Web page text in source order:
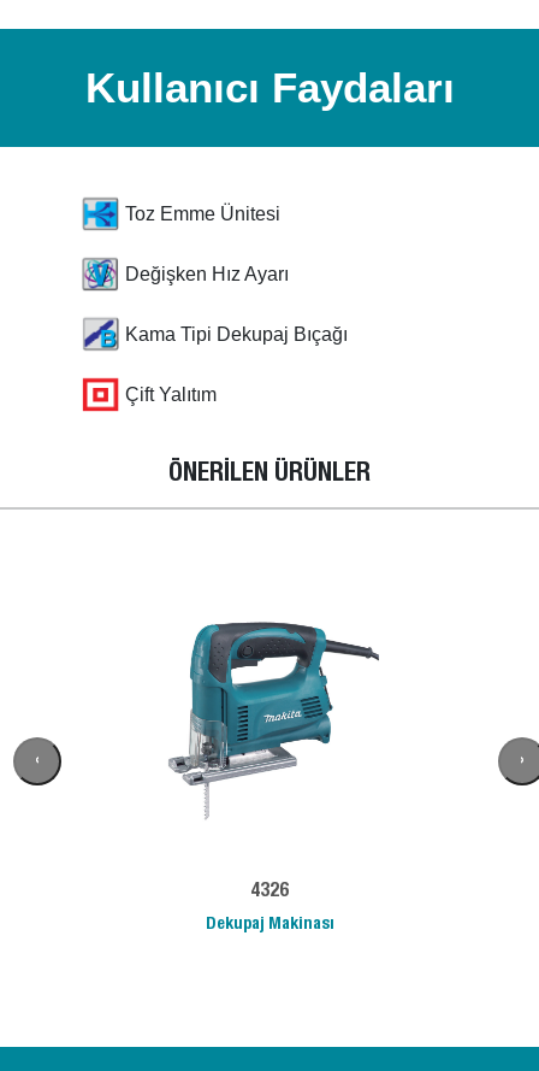
Kullanıcı Faydaları
Toz Emme Ünitesi
Değişken Hız Ayarı
Kama Tipi Dekupaj Bıçağı
Çift Yalıtım
ÖNERİLEN ÜRÜNLER
4326
Dekupaj Makinası
‹ ›